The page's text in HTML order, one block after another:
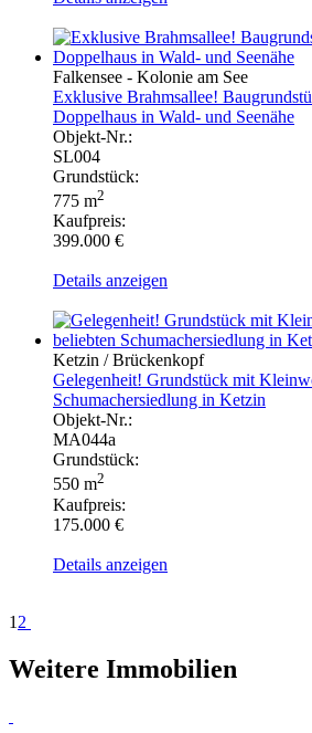
Falkensee - Kolonie am See
Exklusive Brahmsallee!
Doppelhaus in Wald- und Seenähe
Objekt-Nr.:
SL004
Grundstück:
775 m2
Kaufpreis:
399.000 €
Details anzeigen
Ketzin / Brückenkopf
Gelegenheit! Grundstück mit
Schumachersiedlung in Ketzin
Objekt-Nr.:
MA044a
Grundstück:
550 m2
Kaufpreis:
175.000 €
Details anzeigen
1 2
Weitere Immobilien